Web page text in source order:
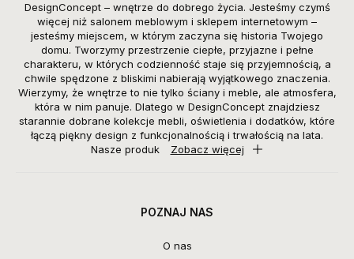
DesignConcept – wnętrze do dobrego życia. Jesteśmy czymś
więcej niż salonem meblowym i sklepem internetowym –
jesteśmy miejscem, w którym zaczyna się historia Twojego
domu. Tworzymy przestrzenie ciepłe, przyjazne i pełne
charakteru, w których codzienność staje się przyjemnością, a
chwile spędzone z bliskimi nabierają wyjątkowego znaczenia.
Wierzymy, że wnętrze to nie tylko ściany i meble, ale atmosfera,
która w nim panuje. Dlatego w DesignConcept znajdziesz
starannie dobrane kolekcje mebli, oświetlenia i dodatków, które
łączą piękny design z funkcjonalnością i trwałością na lata.
Nasze produk
Zobacz więcej
POZNAJ NAS
O nas